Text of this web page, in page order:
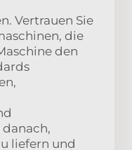
Vertrauen Sie
die
den
liefern und